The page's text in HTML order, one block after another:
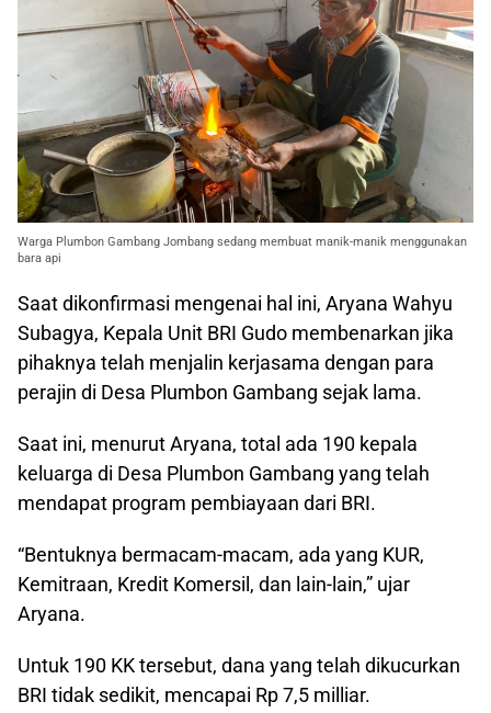
Warga Plumbon Gambang Jombang sedang membuat manik-manik menggunakan
bara api
Saat dikonfirmasi mengenai hal ini, Aryana Wahyu
Subagya, Kepala Unit BRI Gudo membenarkan jika
pihaknya telah menjalin kerjasama dengan para
perajin di Desa Plumbon Gambang sejak lama.
Saat ini, menurut Aryana, total ada 190 kepala
keluarga di Desa Plumbon Gambang yang telah
mendapat program pembiayaan dari BRI.
“Bentuknya bermacam-macam, ada yang KUR,
Kemitraan, Kredit Komersil, dan lain-lain,” ujar
Aryana.
Untuk 190 KK tersebut, dana yang telah dikucurkan
BRI tidak sedikit, mencapai Rp 7,5 milliar.